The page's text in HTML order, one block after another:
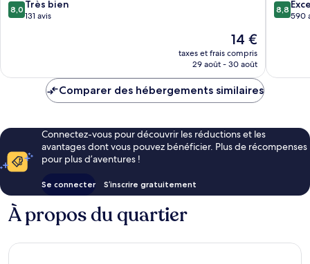
8.0
sur
8,0 Très bien
131 avis
Le
nouveau
prix
de
14 €
taxes et frais compris
29 août - 30 août
8.8
sur
8,8
590
Comparer des hébergements similaires
Connectez-vous pour découvrir les réductions et les
avantages dont vous pouvez bénéficier. Plus de récompenses
pour plus d’aventures !
Se connecter S’inscrire gratuitement
À propos du quartier